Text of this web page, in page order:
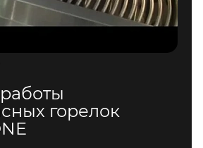
горелок